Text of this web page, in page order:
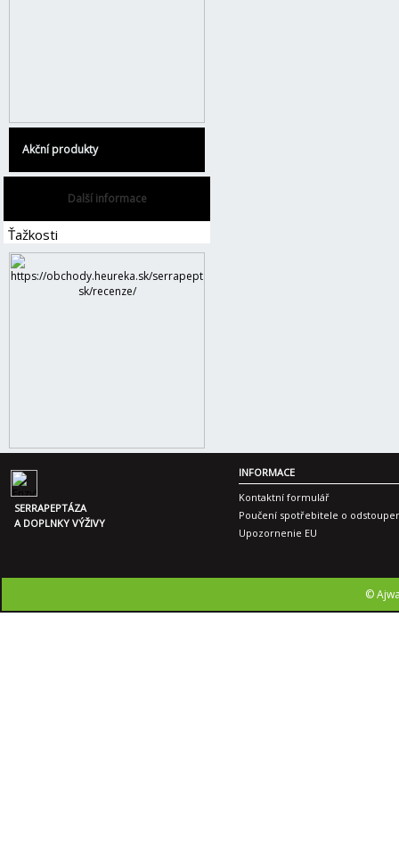
Akční produkty
Další informace
Ťažkosti
SERRAPEPTÁZA
A DOPLNKY VÝŽIVY
INFORMACE
Kontaktní formulář
Poučení spotřebitele o
Upozornenie EU
©